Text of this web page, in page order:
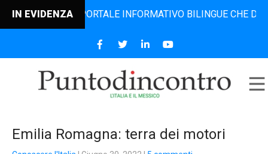
IN EVIDENZA
IL PORTALE INFORMATIVO BILINGUE CHE DAL 2006
Emilia Romagna: terra dei motori